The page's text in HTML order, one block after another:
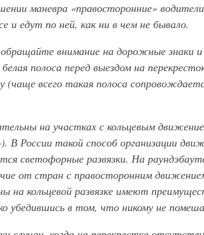
маневра «правосторонние»
и едут по ней, как ни в чем не бывало.
внимание на дорожные знаки
полоса перед выездом на
(чаще всего такая полоса
на участках с кольцевым
В России такой способ организации
светофорные развязки. На
от стран с правосторонним
на кольцевой развязке имеют
убедившись в том, что никому не